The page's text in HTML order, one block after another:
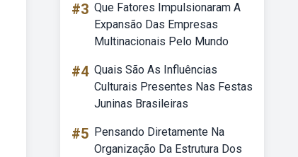
#3 Que Fatores Impulsionaram A
Expansão Das Empresas
Multinacionais Pelo Mundo
#4 Quais São As Influências
Culturais Presentes Nas Festas
Juninas Brasileiras
#5 Pensando Diretamente Na
Organização Da Estrutura Dos